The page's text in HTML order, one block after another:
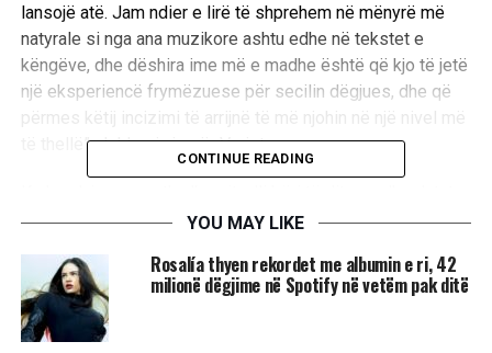
lansojë atë. Jam ndier e lirë të shprehem në mënyrë më
natyrale si nga ana muzikore ashtu edhe në tekstet e
këngëve, dhe dëshira ime më e madhe është që kjo të jetë
një eksperiencë frymëzuese për secilin dëgjues, dhe që
përmes këtij incizimi të arrijnë të më njohin në një nivel më
të thellë”, deklaroi ajo për Variety.
koncerteve në Mbretërinë e Bashkuar, të cilat fillojnë po
RELATED TOPICS:
CONTINUE READING
YOU MAY LIKE
Rosalía thyen rekordet me albumin e ri, 42
milionë dëgjime në Spotify në vetëm pak ditë